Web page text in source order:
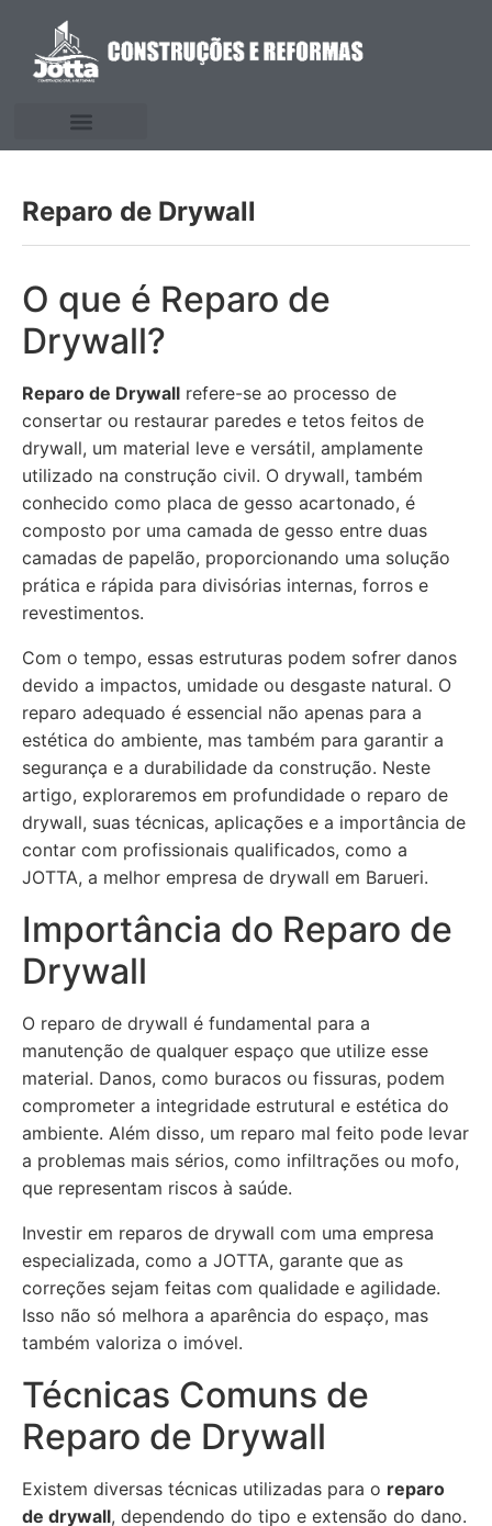
Reparo de Drywall
O que é Reparo de
Drywall?
Reparo de Drywall refere-se ao processo de
consertar ou restaurar paredes e tetos feitos de
drywall, um material leve e versátil, amplamente
utilizado na construção civil. O drywall, também
conhecido como placa de gesso acartonado, é
composto por uma camada de gesso entre duas
camadas de papelão, proporcionando uma solução
prática e rápida para divisórias internas, forros e
revestimentos.
Com o tempo, essas estruturas podem sofrer danos
devido a impactos, umidade ou desgaste natural. O
reparo adequado é essencial não apenas para a
estética do ambiente, mas também para garantir a
segurança e a durabilidade da construção. Neste
artigo, exploraremos em profundidade o reparo de
drywall, suas técnicas, aplicações e a importância de
contar com profissionais qualificados, como a
JOTTA, a melhor empresa de drywall em Barueri.
Importância do Reparo de
Drywall
O reparo de drywall é fundamental para a
manutenção de qualquer espaço que utilize esse
material. Danos, como buracos ou fissuras, podem
comprometer a integridade estrutural e estética do
ambiente. Além disso, um reparo mal feito pode levar
a problemas mais sérios, como infiltrações ou mofo,
que representam riscos à saúde.
Investir em reparos de drywall com uma empresa
especializada, como a JOTTA, garante que as
correções sejam feitas com qualidade e agilidade.
Isso não só melhora a aparência do espaço, mas
também valoriza o imóvel.
Técnicas Comuns de
Reparo de Drywall
Existem diversas técnicas utilizadas para o reparo
de drywall, dependendo do tipo e extensão do dano.